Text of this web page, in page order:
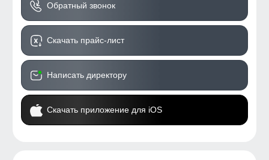
Обратный звонок
Скачать прайс-лист
Написать директору
Скачать приложение для iOS